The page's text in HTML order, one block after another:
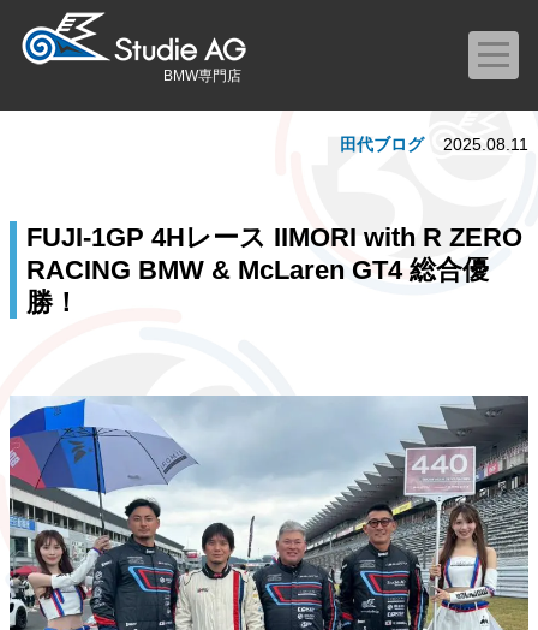
BMW専門店
FUJI-1GP 4Hレース IIMORI with R ZERO
RACING BMW & McLaren GT4 総合優
勝！
田代ブログ 2025.08.11